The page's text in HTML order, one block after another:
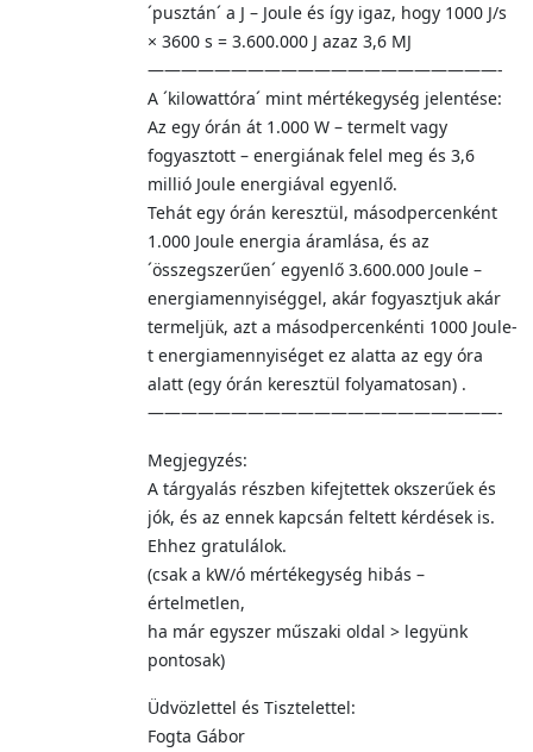
´pusztán´ a J – Joule és így igaz, hogy 1000 J/s
× 3600 s = 3.600.000 J azaz 3,6 MJ
—————————————————————-
A ´kilowattóra´ mint mértékegység jelentése:
Az egy órán át 1.000 W – termelt vagy
fogyasztott – energiának felel meg és 3,6
millió Joule energiával egyenlő.
Tehát egy órán keresztül, másodpercenként
1.000 Joule energia áramlása, és az
´összegszerűen´ egyenlő 3.600.000 Joule –
energiamennyiséggel, akár fogyasztjuk akár
termeljük, azt a másodpercenkénti 1000 Joule-
t energiamennyiséget ez alatta az egy óra
alatt (egy órán keresztül folyamatosan) .
—————————————————————-
Megjegyzés:
A tárgyalás részben kifejtettek okszerűek és
jók, és az ennek kapcsán feltett kérdések is.
Ehhez gratulálok.
(csak a kW/ó mértékegység hibás –
értelmetlen,
ha már egyszer műszaki oldal > legyünk
pontosak)
Üdvözlettel és Tisztelettel:
Fogta Gábor